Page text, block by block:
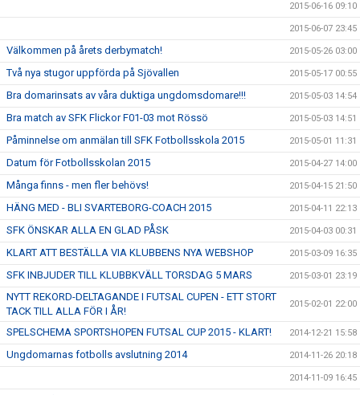
2015-06-16 09:10
2015-06-07 23:45
Välkommen på årets derbymatch! 2015-05-26 03:00
Två nya stugor uppförda på Sjövallen 2015-05-17 00:55
Bra domarinsats av våra duktiga ungdomsdomare!!! 2015-05-03 14:54
Bra match av SFK Flickor F01-03 mot Rössö 2015-05-03 14:51
Påminnelse om anmälan till SFK Fotbollsskola 2015 2015-05-01 11:31
Datum för Fotbollsskolan 2015 2015-04-27 14:00
Många finns - men fler behövs! 2015-04-15 21:50
HÄNG MED - BLI SVARTEBORG-COACH 2015 2015-04-11 22:13
SFK ÖNSKAR ALLA EN GLAD PÅSK 2015-04-03 00:31
KLART ATT BESTÄLLA VIA KLUBBENS NYA WEBSHOP 2015-03-09 16:35
SFK INBJUDER TILL KLUBBKVÄLL TORSDAG 5 MARS 2015-03-01 23:19
NYTT REKORD-DELTAGANDE I FUTSAL CUPEN - ETT STORT
TACK TILL ALLA FÖR I ÅR!
2015-02-01 22:00
SPELSCHEMA SPORTSHOPEN FUTSAL CUP 2015 - KLART! 2014-12-21 15:58
Ungdomarnas fotbolls avslutning 2014 2014-11-26 20:18
2014-11-09 16:45